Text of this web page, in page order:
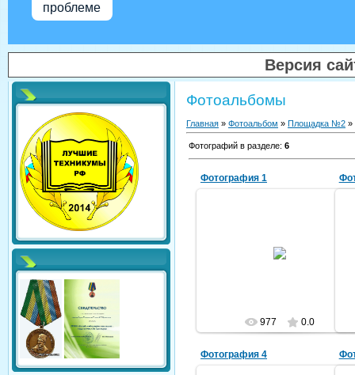
проблеме
Версия
Фотоальбомы
Главная » Фотоальбом » Площадка №2 »
Фотографий в разделе: 6
Фотография 1
977 0.0
Фотография 4